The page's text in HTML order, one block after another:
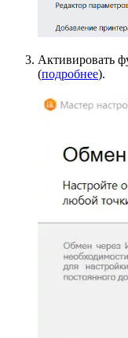
Активировать
(подробнее).